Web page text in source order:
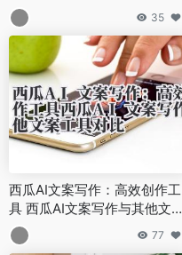
关键词组合与格式模板
35
西瓜AI文案写作：高效创作工
具 西瓜AI文案写作与其他文案
工具对比
77